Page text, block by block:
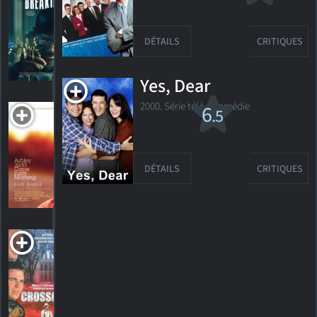
PG-13 2022. 1h43m Thriller dramatique
6.5
Come Early
Morning
2006. 1h37m Drame romantique
DÉTAILS CRITIQUES
Yes, Dear
2000. Série télé Comédie
DÉTAILS CRITIQUES